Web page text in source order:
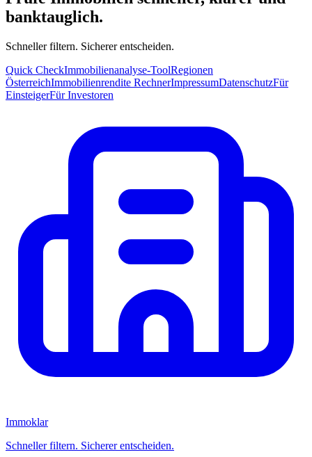
banktauglich.
Schneller filtern. Sicherer entscheiden.
Quick CheckImmobilienanalyse-ToolRegionen
ÖsterreichImmobilienrendite RechnerImpressumDatenschutzFür
EinsteigerFür Investoren
Immoklar
Schneller filtern. Sicherer entscheiden.